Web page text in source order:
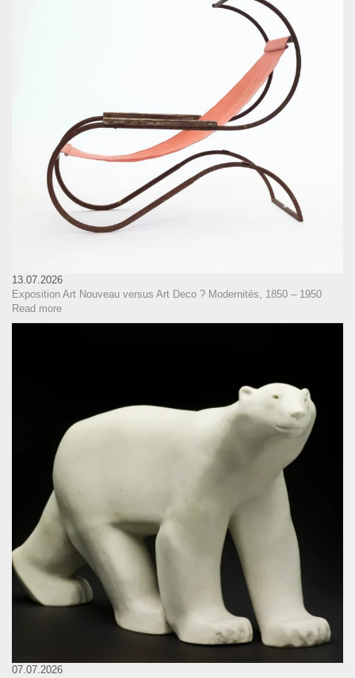
13.07.2026
Exposition Art Nouveau versus Art Deco ? Modernités, 1850 – 1950
Read more
07.07.2026